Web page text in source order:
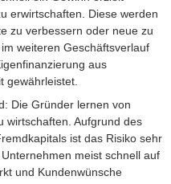
erwirtschaften. Diese werden
zu verbessern oder neue zu
weiteren Geschäftsverlauf
aus
gewährleistet.
Die Gründer lernen von
wirtschaften. Aufgrund des
ist das Risiko sehr
meist schnell auf
und Kundenwünsche